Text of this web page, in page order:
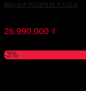
Máy ảnh FUJIFILM X-T30 II
26.990.000 ₫
-3%